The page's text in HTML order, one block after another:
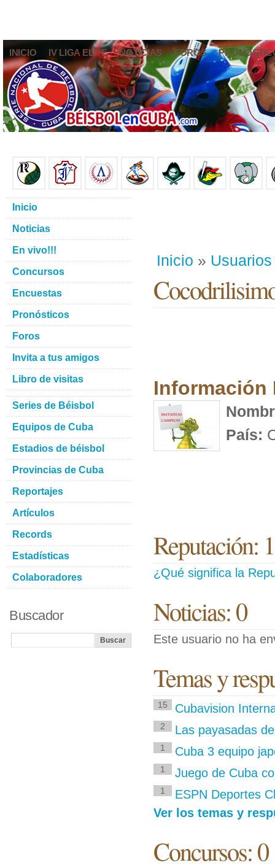
INICIO IV LIGA ELITE NOTICIAS FOROS
Inicio » Usuarios
Información
País:
Reputación:
¿Qué significa la
Noticias: 0
Este usuario no ha
Temas y
15 Cubavision
2 Las payasadas
1 Cuba 3 equipo
1 Juego de Cuba
1
ESPN Deportes
Ver los temas y
Concursos: 0
Inicio
Noticias
En vivo!!!
Concursos
Encuestas
Pronósticos
Foros
Invita a tus amigos
Libro de visitas
Series de Béisbol
Equipos de Cuba
Estadios de béisbol
Provincias de Cuba
Reportajes
Artículos
Records
Estadísticas
Colaboradores
Buscador